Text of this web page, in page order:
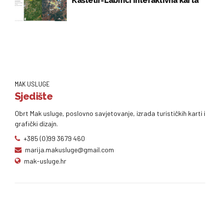
MAK USLUGE
Sjedište
Obrt Mak usluge, poslovno savjetovanje, izrada turističkih karti i
grafički dizajn.
+385 (0)99 3679 460
marija.makusluge@gmail.com
mak-usluge.hr